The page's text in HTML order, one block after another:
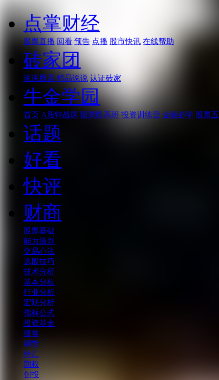
点掌财经
股票直播 回看 预告 点播 股市快讯 在线帮助
砖家团
说说股票 精品说说 认证砖家
牛金学园
首页 A股特战课 股票提高班 投资训练营 金融必学 股票
话题
好看
快评
财商
股票基础
能力级别
交易心法
选股技巧
技术分析
基本分析
行业分析
宏观分析
指标公式
投资基金
债券
期货
外汇
期权
创投